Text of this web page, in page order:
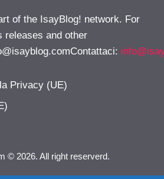
of the IsayBlog! network. For
releases and other
:
Privacy (UE)
© 2026. All right reserverd.